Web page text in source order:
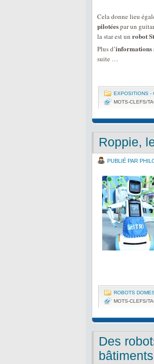
Cela donne lieu
pilotéespar un
la star est un robot
Plus d’informations
suite …
EXPOSITIONS -
MOTS-CLEFS/
Roppie,
PUBLIÉ PAR
ROBOTS
MOTS-CLEFS/
Des